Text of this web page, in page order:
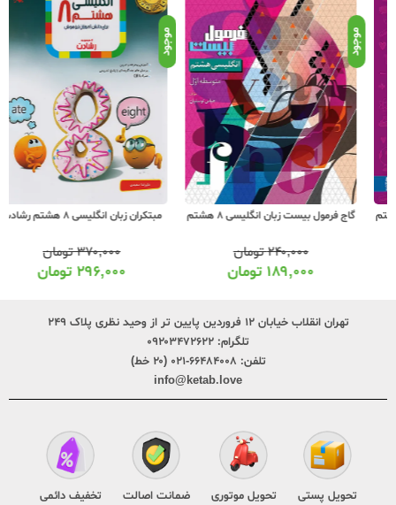
موجود
گاج فرمول بیست زبان انگلیسی 8 هشتم
۲۴۰,۰۰۰تومان
۱۸۹,۰۰۰تومان
موجود
مبتکران زبان انگلیسی 8 هشتم رشادت
۳۷۰,۰۰۰تومان
۲۹۶,۰۰۰تومان
تهران انقلاب خیابان ۱۲ فروردین پایین تر از وحید نظری پلاک ۲۴۹
تلگرام: ۰۹۲۰۳۴۷۲۶۲۲
تلفن: ۶۶۴۸۴۰۰۸-۰۲۱ (۲۰ خط)
info@ketab.love
تحویل پستی تحویل موتوری ضمانت اصالت تخفیف دائمی